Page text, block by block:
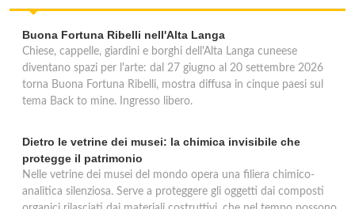
Buona Fortuna Ribelli nell'Alta Langa
Chiese, cappelle, giardini e borghi dell'Alta Langa cuneese
diventano spazi per l'arte: dal 27 giugno al 20 settembre 2026
torna Buona Fortuna Ribelli, mostra diffusa in cinque paesi sul
tema Back to mine. Ingresso libero.
Dietro le vetrine dei musei: la chimica invisibile che
protegge il patrimonio
Nelle vetrine dei musei del mondo opera una filiera chimico-
analitica silenziosa. Serve a proteggere gli oggetti dai composti